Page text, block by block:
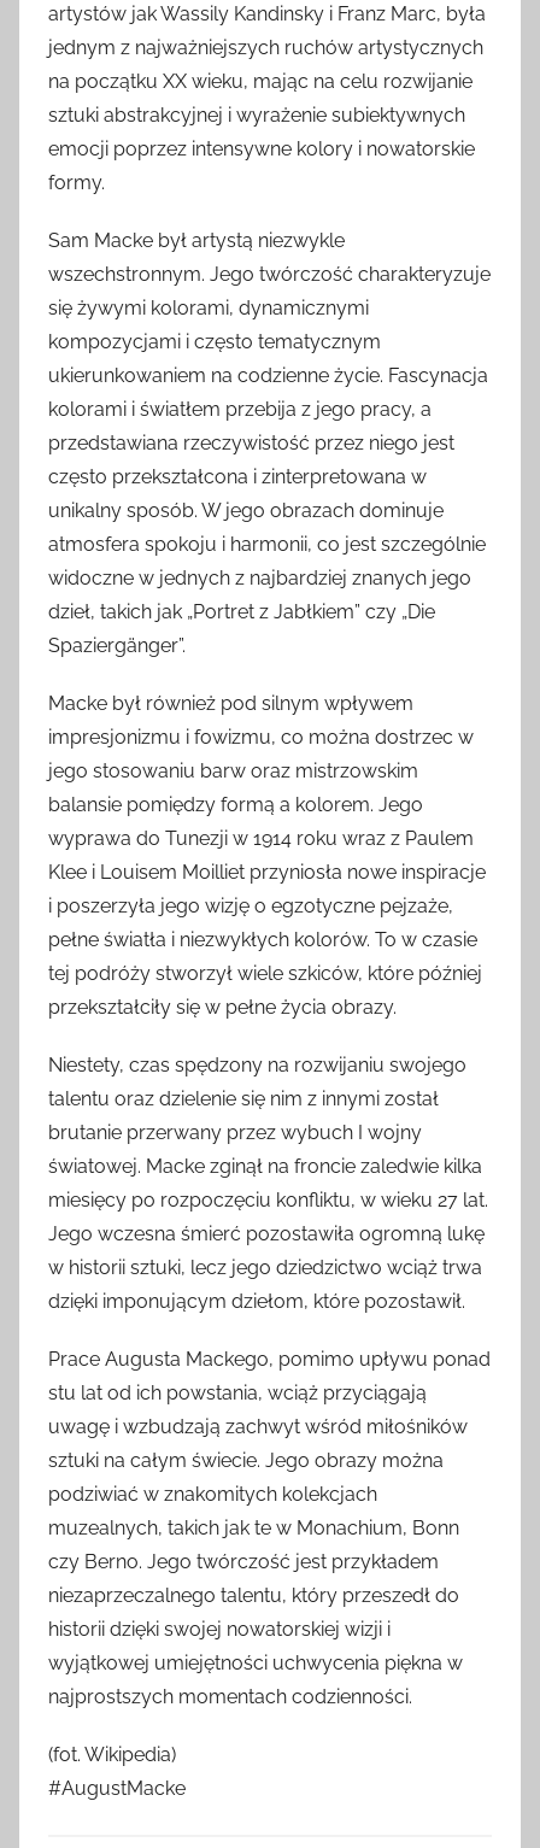
artystów jak Wassily Kandinsky i Franz Marc, była
jednym z najważniejszych ruchów artystycznych
na początku XX wieku, mając na celu rozwijanie
sztuki abstrakcyjnej i wyrażenie subiektywnych
emocji poprzez intensywne kolory i nowatorskie
formy.
Sam Macke był artystą niezwykle
wszechstronnym. Jego twórczość charakteryzuje
się żywymi kolorami, dynamicznymi
kompozycjami i często tematycznym
ukierunkowaniem na codzienne życie. Fascynacja
kolorami i światłem przebija z jego pracy, a
przedstawiana rzeczywistość przez niego jest
często przekształcona i zinterpretowana w
unikalny sposób. W jego obrazach dominuje
atmosfera spokoju i harmonii, co jest szczególnie
widoczne w jednych z najbardziej znanych jego
dzieł, takich jak „Portret z Jabłkiem” czy „Die
Spaziergänger”.
Macke był również pod silnym wpływem
impresjonizmu i fowizmu, co można dostrzec w
jego stosowaniu barw oraz mistrzowskim
balansie pomiędzy formą a kolorem. Jego
wyprawa do Tunezji w 1914 roku wraz z Paulem
Klee i Louisem Moilliet przyniosła nowe inspiracje
i poszerzyła jego wizję o egzotyczne pejzaże,
pełne światła i niezwykłych kolorów. To w czasie
tej podróży stworzył wiele szkiców, które później
przekształciły się w pełne życia obrazy.
Niestety, czas spędzony na rozwijaniu swojego
talentu oraz dzielenie się nim z innymi został
brutanie przerwany przez wybuch I wojny
światowej. Macke zginął na froncie zaledwie kilka
miesięcy po rozpoczęciu konfliktu, w wieku 27 lat.
Jego wczesna śmierć pozostawiła ogromną lukę
w historii sztuki, lecz jego dziedzictwo wciąż trwa
dzięki imponującym dziełom, które pozostawił.
Prace Augusta Mackego, pomimo upływu ponad
stu lat od ich powstania, wciąż przyciągają
uwagę i wzbudzają zachwyt wśród miłośników
sztuki na całym świecie. Jego obrazy można
podziwiać w znakomitych kolekcjach
muzealnych, takich jak te w Monachium, Bonn
czy Berno. Jego twórczość jest przykładem
niezaprzeczalnego talentu, który przeszedł do
historii dzięki swojej nowatorskiej wizji i
wyjątkowej umiejętności uchwycenia piękna w
najprostszych momentach codzienności.
(fot. Wikipedia)
#AugustMacke